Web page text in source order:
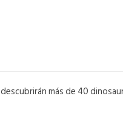
más de 40